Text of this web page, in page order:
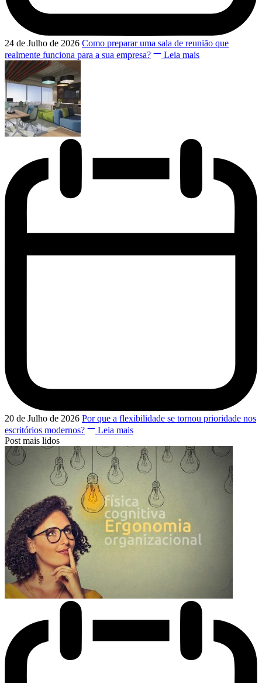
24 de Julho de 2026 Como preparar uma sala de reunião que
realmente funciona para a sua empresa?
Leia mais
20 de Julho de 2026 Por que a flexibilidade se tornou prioridade nos
escritórios modernos?
Leia mais
Post mais lidos